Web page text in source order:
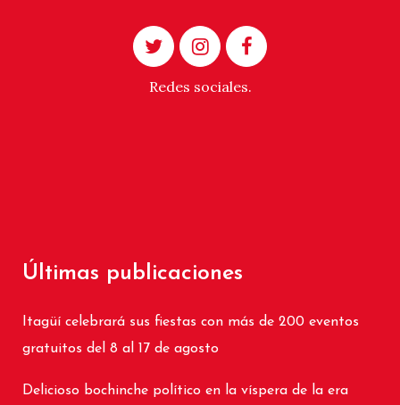
Redes sociales.
Últimas publicaciones
Itagüí celebrará sus fiestas con más de 200 eventos
gratuitos del 8 al 17 de agosto
Delicioso bochinche político en la víspera de la era